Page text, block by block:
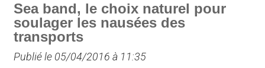
Sea band, le choix naturel pour
soulager les nausées des
transports
Publié le 05/04/2016 à 11:35